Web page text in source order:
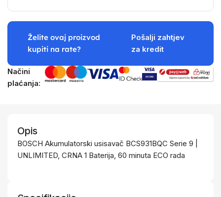
Želite ovaj proizvod
kupiti na rate?
Pošalji zahtjev
za kredit
Načini
plaćanja:
Opis
BOSCH Akumulatorski usisavač BCS931BQC Serie 9 |
UNLIMITED, CRNA 1 Baterija, 60 minuta ECO rada